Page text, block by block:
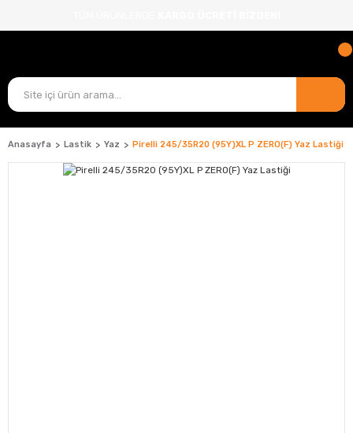
Anasayfa Lastik Yaz Pirelli 245/35R20 (95Y)XL P ZERO(F) Yaz Lastiği